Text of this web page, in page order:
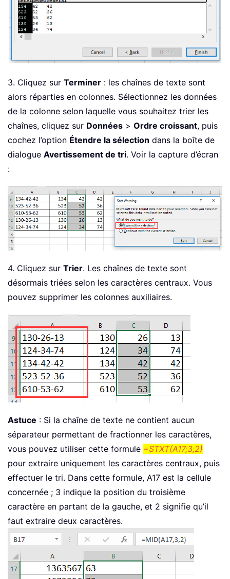
3. Cliquez sur Terminer : les chaînes de texte sont
alors réparties en colonnes. Sélectionnez les données
de la colonne selon laquelle vous souhaitez trier les
chaînes, cliquez sur Données > Ordre croissant, puis
cochez l’option Étendre la sélection dans la boîte de
dialogue Avertissement de tri. Voir la capture d’écran
:
4. Cliquez sur Trier. Les chaînes de texte sont
désormais triées selon les caractères centraux. Vous
pouvez supprimer les colonnes auxiliaires.
Astuce : Si la chaîne de texte ne contient aucun
séparateur permettant de fractionner les caractères,
vous pouvez utiliser cette formule =STXT(A17;3;2)
pour extraire uniquement les caractères centraux, puis
effectuer le tri. Dans cette formule, A17 est la cellule
concernée ; 3 indique la position du troisième
caractère en partant de la gauche, et 2 signifie qu’il
faut extraire deux caractères.